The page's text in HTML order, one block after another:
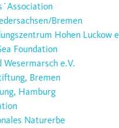
Bremen
Hohen Luckow
Foundation
Wesermarsch e.V.
Bremen
Hamburg
Naturerbe